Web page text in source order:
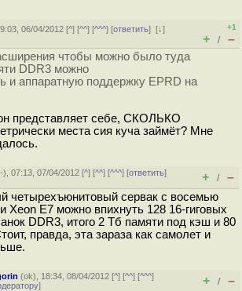
06/04/2012 [^] [^^] [^^^] [ответить][↓]
+1
+ / –
чтобы можно было туда
DDR3 можно
и аппаратную поддержку EPRD на
представляет себе, СКОЛЬКО
места сия куча займёт? Мне
-), 07:13, 07/04/2012 [^] [^^] [^^^] [ответить]
+ / –
четырехъюнитовый сервак с восемью
Xeon E7 можно впихнуть 128 16-гиговых
DDR3, итого 2 Тб памяти под кэш и 80
правда, эта зараза как самолет и
(ok), 18:34, 08/04/2012 [^] [^^] [^^^]
] + / –